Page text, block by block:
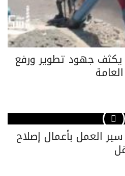
جهود تطوير ورفع
العمل بأعمال إصلاح